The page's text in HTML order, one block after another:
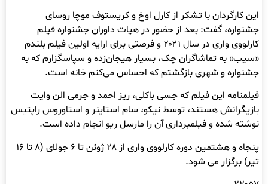
این کارگردان با تشکر از کارل اوخ و کریستوف موچا روسای
جشنواره، گفت: بعد از حضور در هیات داوران جشنواره فیلم
کارلووی واری در سال ۲۰۲۱ و فرصتی برای ارایه اولین فیلم بلندم
«سیب» به تماشاگران چک، بسیار هیجان‌زده و سپاسگزارم که به
جشنواره و شهری بازگشتم که احساس می‌کنم خانه است.
فیلمنامه این فیلم که جسی باکلی، ریز احمد و جرمی الن وایت
بازیگرانش هستند، توسط نیکو، سام استاینر و استاوروس راپتیس
نوشته شده و فیلمبرداری آن را مارسل ریو انجام داده است.
پنجاه و هشتمین دوره کارلووی واری از ۲۸ ژوئن تا ۶ جولای (۸ تا ۱۶
تیر) برگزار می شود.